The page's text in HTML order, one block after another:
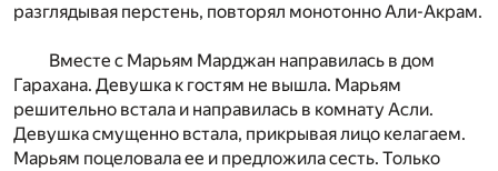
разглядывая перстень, повторял монотонно Али-Акрам.
Вместе с Марьям Марджан направилась в дом
Гарахана. Девушка к гостям не вышла. Марьям
решительно встала и направилась в комнату Асли.
Девушка смущенно встала, прикрывая лицо келагаем.
Марьям поцеловала ее и предложила сесть. Только